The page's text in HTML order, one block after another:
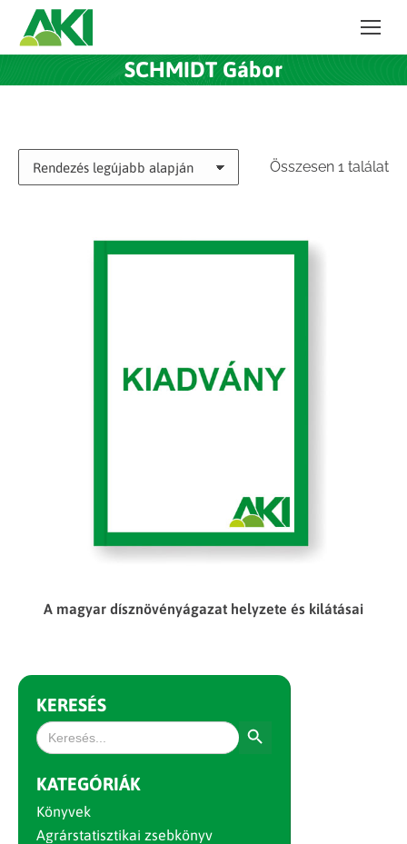
SCHMIDT Gábor
Összesen 1 találat
A magyar dísznövényágazat helyzete és kilátásai
KERESÉS
Search
for:
KATEGÓRIÁK
Könyvek
Agrárstatisztikai zsebkönyv